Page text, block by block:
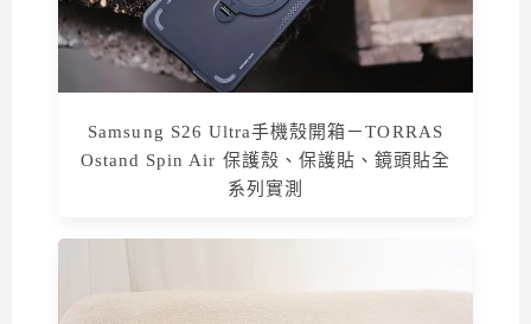
Samsung S26 Ultra手機殼開箱－TORRAS
Ostand Spin Air 保護殼、保護貼、鏡頭貼全
系列實測